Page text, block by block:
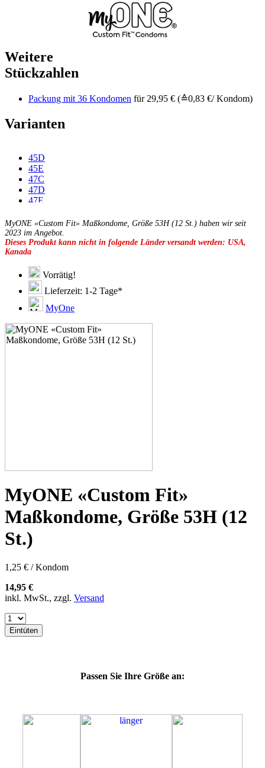
Weitere
Stückzahlen
Packung mit 36 Kondomen für 29,95 € (≙0,83 €/ Kondom)
Varianten
45D
45E
47C
47D
47E
49C
49D
49E
49F
49G
51C
51D
51E
51F
51H
53C
57G
57H
57K
60E
60F
60G
60J
60K
60L
64E
64K
64L
MyONE «Custom Fit» Maßkondome, Größe 53H (12 St.) haben wir seit
2023 im Angebot.
Dieses Produkt kann nicht in folgende Länder versandt werden: USA,
Kanada
Vorrätig!
Lieferzeit: 1-2 Tage*
MyOne
MyONE «Custom Fit»
Maßkondome, Größe 53H (12
St.)
1,25 € / Kondom
14,95 €
inkl. MwSt., zzgl. Versand
Eintüten
Passen Sie Ihre Größe an: